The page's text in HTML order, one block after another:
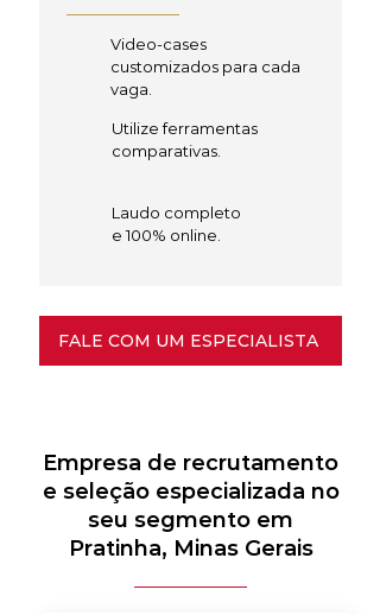
Video-cases
customizados para cada
vaga.
Utilize ferramentas
comparativas.
Laudo completo
e 100% online.
FALE COM UM ESPECIALISTA
Empresa de recrutamento
e seleção especializada no
seu segmento em
Pratinha, Minas Gerais